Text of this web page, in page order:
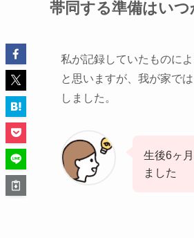
帯同する準備はいつ
私が記録していたものによ
と思いますが、我が家では
しました。
生後6ヶ
ました